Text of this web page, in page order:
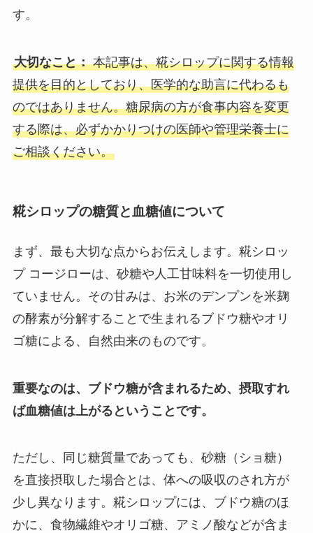
す。
大切なこと：本記事は、糀シロップに関する情報
提供を目的としており、医学的な助言に代わるも
のではありません。糖尿病の方が食事内容を変更
する際は、必ずかかりつけの医師や管理栄養士に
ご相談ください。
糀シロップの糖質と血糖値について
まず、最も大切な点からお伝えします。糀シロッ
プ コージローは、砂糖や人工甘味料を一切使用し
ていません。その甘みは、お米のデンプンを米麹
の酵素が分解することで生まれるブドウ糖やオリ
ゴ糖による、自然由来のものです。
重要なのは、ブドウ糖が含まれるため、摂取すれ
ば血糖値は上がるということです。
ただし、同じ糖質量であっても、砂糖（ショ糖）
を直接摂取した場合とは、体への吸収のされ方が
少し異なります。糀シロップには、ブドウ糖のほ
かに、食物繊維やオリゴ糖、アミノ酸などが含ま